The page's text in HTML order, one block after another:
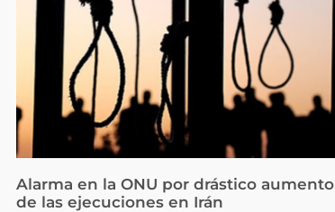
Alarma en la ONU por drástico aumento
de las ejecuciones en Irán